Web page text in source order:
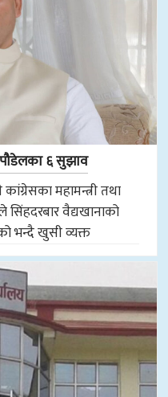
पौडेलका ६ सुझाव
महामन्त्री तथा
सिंहदरबार वैद्यखानाको
भन्दै खुसी व्यक्त